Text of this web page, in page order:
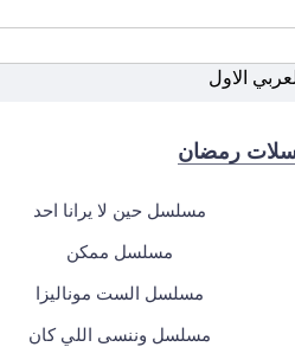
الاول
رمضان
مسلسل حين لا يرانا احد
مسلسل ممكن
مسلسل الست موناليزا
مسلسل وننسى اللي كان